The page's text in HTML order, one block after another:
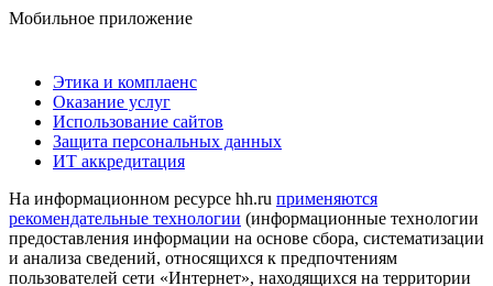
Мобильное приложение
Этика и комплаенс
Оказание услуг
Использование сайтов
Защита персональных данных
ИТ аккредитация
На информационном ресурсе hh.ru применяются
рекомендательные технологии (информационные технологии
предоставления информации на основе сбора, систематизации
и анализа сведений, относящихся к предпочтениям
пользователей сети «Интернет», находящихся на территории